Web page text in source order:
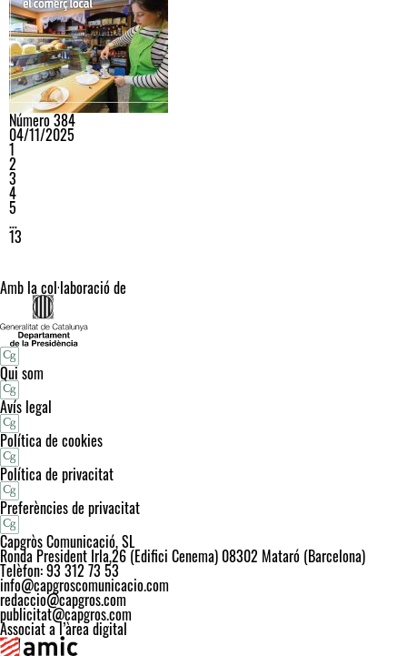
Número 384
04/11/2025
1
2
3
4
5
…
13
Amb la col·laboració de
Qui som
Avís legal
Política de cookies
Política de privacitat
Preferències de privacitat
Capgròs Comunicació, SL
Ronda President Irla,26 (Edifici Cenema) 08302 Mataró (Barcelona)
Telèfon: 93 312 73 53
info@capgroscomunicacio.com
redaccio@capgros.com
publicitat@capgros.com
Associat a l’àrea digital